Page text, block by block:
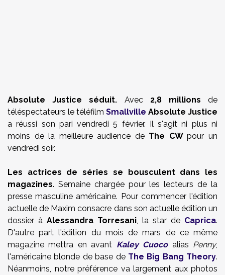
Absolute Justice séduit. Avec2,8 millions de
téléspectateurs le téléfilm Smallville Absolute Justice
a réussi son pari vendredi 5 février. Il s'agit ni plus ni
moins de la meilleure audience de The CWpour un
vendredi soir.
Les actrices de séries se bousculent dans les
magazines. Semaine chargée pour les lecteurs de la
presse masculine américaine. Pour commencer l'édition
actuelle de Maxim consacre dans son actuelle édition un
dossier à Alessandra Torresani, la star de Caprica.
D'autre part l'édition du mois de mars de ce même
magazine mettra en avant Kaley Cuocoalias Penny,
l'américaine blonde de base de The Big Bang Theory.
Néanmoins, notre préférence va largement aux photos